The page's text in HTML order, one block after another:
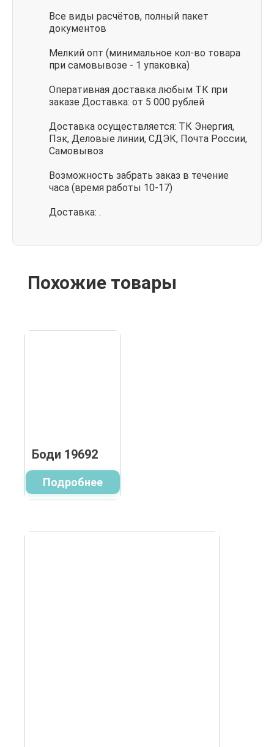
Все виды расчётов, полный пакет
документов
Мелкий опт (минимальное кол-во товара
при самовывозе - 1 упаковка)
Оперативная доставка любым ТК при
заказе Доставка: от 5 000 рублей
Доставка осуществляется: ТК Энергия,
Пэк, Деловые линии, СДЭК, Почта России,
Самовывоз
Возможность забрать заказ в течение
часа (время работы 10-17)
Доставка: .
Похожие товары
Боди 19692
Подробнее